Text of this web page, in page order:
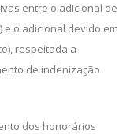
entre o adicional de
e o adicional devido em
respeitada a
de indenização
dos honorários